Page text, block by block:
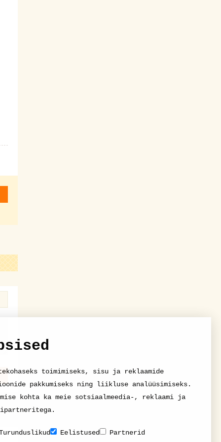
toimimiseks, sisu ja reklaamide
pakkumiseks ning liikluse analüüsimiseks.
kohta ka meie sotsiaalmeedia-, reklaami ja
Eelistused Partnerid